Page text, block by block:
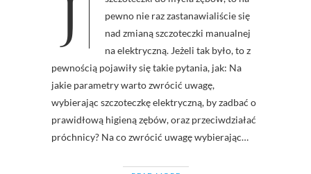
pewno nie raz zastanawialiście się
nad zmianą szczoteczki manualnej
na elektryczną. Jeżeli tak było, to z
pewnością pojawiły się takie pytania, jak: Na
jakie parametry warto zwrócić uwagę,
wybierając szczoteczkę elektryczną, by zadbać o
prawidłową higieną zębów, oraz przeciwdziałać
próchnicy? Na co zwrócić uwagę wybierając…